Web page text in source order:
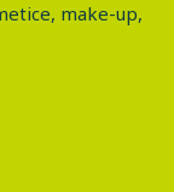
make-up,